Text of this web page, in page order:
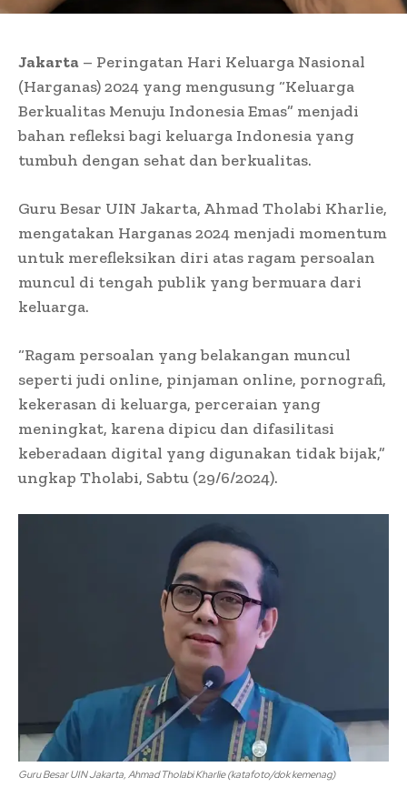
Jakarta – Peringatan Hari Keluarga Nasional
(Harganas) 2024 yang mengusung “Keluarga
Berkualitas Menuju Indonesia Emas” menjadi
bahan refleksi bagi keluarga Indonesia yang
tumbuh dengan sehat dan berkualitas.
Guru Besar UIN Jakarta, Ahmad Tholabi Kharlie,
mengatakan Harganas 2024 menjadi momentum
untuk merefleksikan diri atas ragam persoalan
muncul di tengah publik yang bermuara dari
keluarga.
“Ragam persoalan yang belakangan muncul
seperti judi online, pinjaman online, pornografi,
kekerasan di keluarga, perceraian yang
meningkat, karena dipicu dan difasilitasi
keberadaan digital yang digunakan tidak bijak,”
ungkap Tholabi, Sabtu (29/6/2024).
Guru Besar UIN Jakarta, Ahmad Tholabi Kharlie (katafoto/dok kemenag)